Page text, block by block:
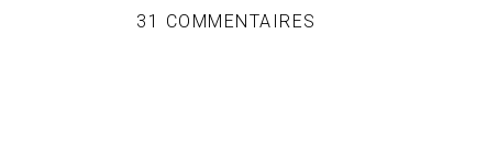
31 COMMENTAIRES